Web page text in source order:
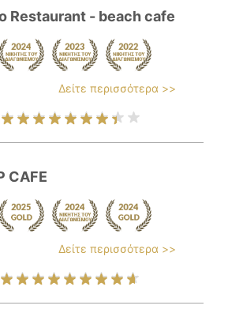
Restaurant - beach cafe
Δείτε περισσότερα >>
CAFE
Δείτε περισσότερα >>